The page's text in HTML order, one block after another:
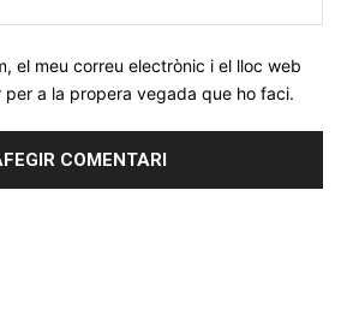
web:
el meu correu electrònic i el lloc web
a la propera vegada que ho faci.